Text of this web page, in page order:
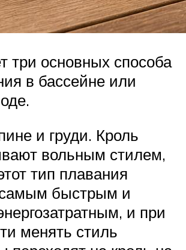
три основных способа
в бассейне или
и груди. Кроль
вольным стилем,
тип плавания
самым быстрым и
и при
менять стиль